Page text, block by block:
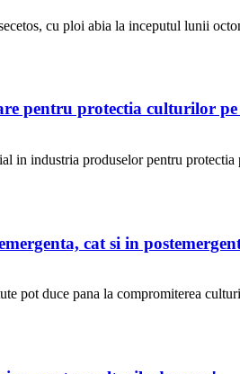
cu ploi abia la inceputul lunii
pentru protectia culturilor
industria produselor pentru protectia
cat si in
pot duce pana la compromiterea